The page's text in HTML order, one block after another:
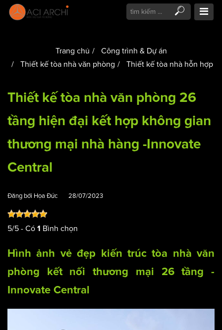
Trang chủ
Công trình & Dự án
Thiết kế tòa nhà văn phòng
Thiết kế tòa nhà hỗn hợp
Thiết kế tòa nhà văn phòng 26
tầng hiện đại kết hợp không gian
thương mại nhà hàng -Innovate
Central
Đăng bởi Họa Đức 28/07/2023
5/5 - Có 1 Bình chọn
Hình ảnh vẻ đẹp kiến trúc tòa nhà văn
phòng kết nối thương mại 26 tầng -
Innovate Central